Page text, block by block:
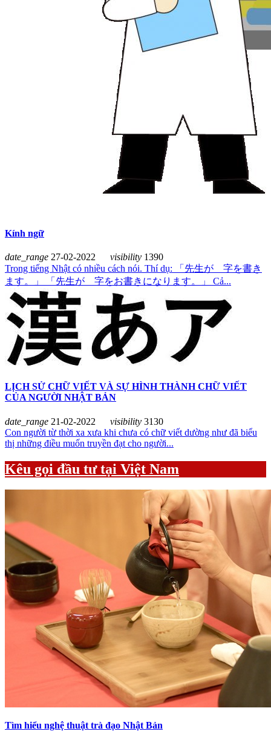
Kính ngữ
date_range 27-02-2022 visibility 1390
Trong tiếng Nhật có nhiều cách nói. Thí dụ: 「先生が 字を書き
ます。」 「先生が 字をお書きになります。」 Cả...
LỊCH SỬ CHỮ VIẾT VÀ SỰ HÌNH THÀNH CHỮ VIẾT
CỦA NGƯỜI NHẬT BẢN
date_range 21-02-2022 visibility 3130
Con người từ thời xa xưa khi chưa có chữ viết dường như đã biểu
thị những điều muốn truyền đạt cho người...
Kêu gọi đầu tư tại Việt Nam
Tìm hiểu nghệ thuật trà đạo Nhật Bản